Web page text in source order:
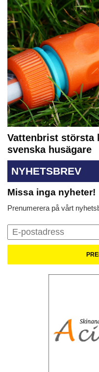
Vattenbrist största
svenska husägare
NYHETSBREV
Missa inga nyheter!
Prenumerera på vårt